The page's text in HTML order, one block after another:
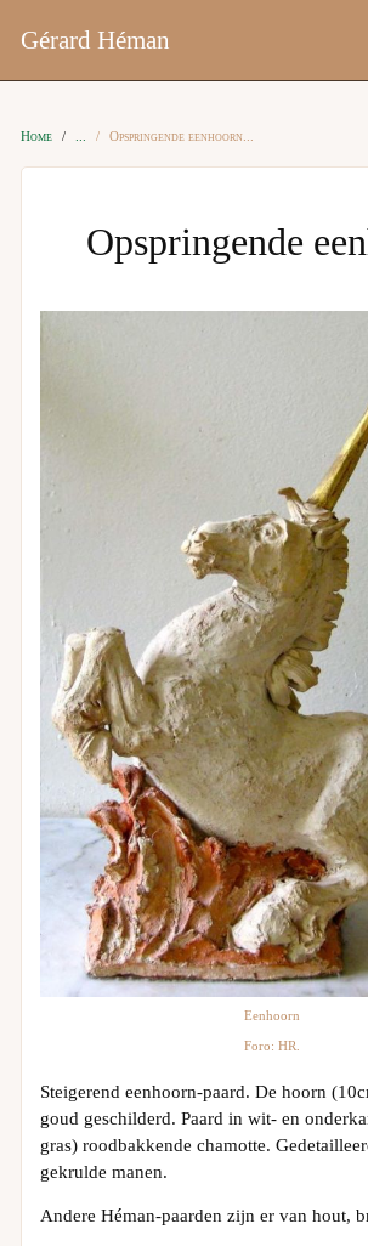
Gérard Héman
Home Opspringende eenhoorn
Opspringende
Eenhoorn
Foro: HR.
Steigerend eenhoorn-paard. De hoorn
goud geschilderd. Paard in wit- en
gras) roodbakkende chamotte.
gekrulde manen.
Andere Héman-paarden zijn er van hout,